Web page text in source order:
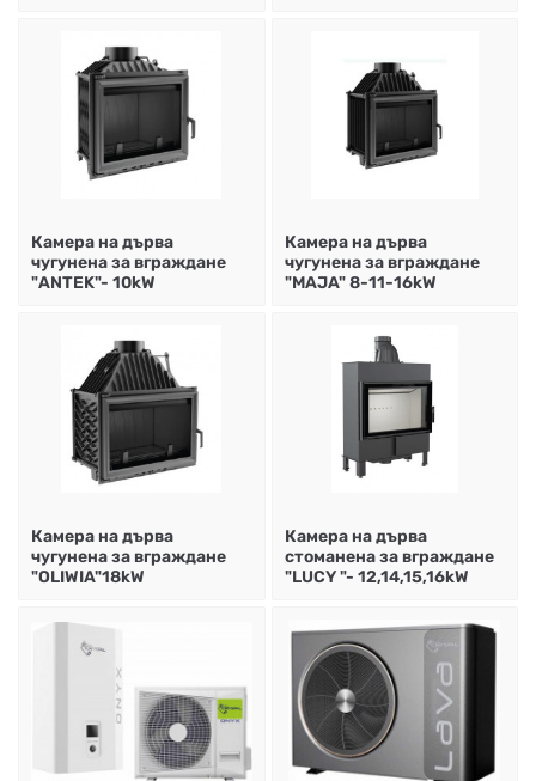
Камера на дърва
чугунена за вграждане
"ANTEK"- 10kW
Камера на дърва
чугунена за вграждане
"MAJA" 8-11-16kW
Камера на дърва
чугунена за вграждане
"OLIWIA"18kW
Камера на дърва
стоманена за вграждане
"LUCY "- 12,14,15,16kW